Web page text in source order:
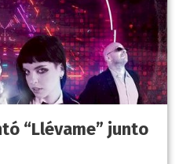
“Llévame” junto